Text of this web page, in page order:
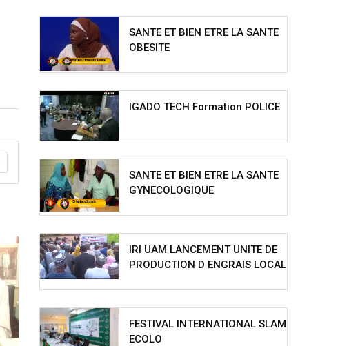
SANTE ET BIEN ETRE LA SANTE
OBESITE
IGADO TECH Formation POLICE
SANTE ET BIEN ETRE LA SANTE
GYNECOLOGIQUE
IRI UAM LANCEMENT UNITE DE
PRODUCTION D ENGRAIS LOCAL
FESTIVAL INTERNATIONAL SLAM
ECOLO